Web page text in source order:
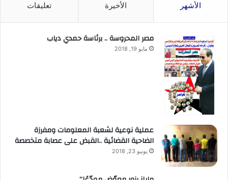
الأشهر الأخيرة تعليقات
مصر المحروسة .. برئاسة حمدي دياب
مايو 19, 2018
عملية نوعية لشعبة المعلومات ومفرزة
الضاحية القضائية ..القبض على عصابة متخصصة
يونيو 23, 2018